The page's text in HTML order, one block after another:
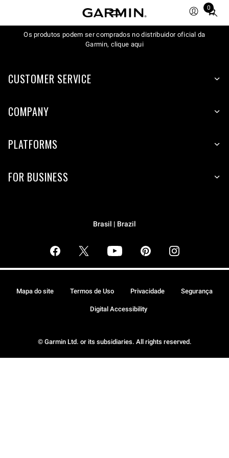
0
Total
items
in
Os produtos podem ser comprados no distribuidor oficial da
Garmin, clique aqui
CUSTOMER SERVICE
COMPANY
PLATFORMS
FOR BUSINESS
Brasil | Brazil
© Garmin Ltd. or its subsidiaries. All rights reserved.
Mapa do site Termos de Uso Privacidade Segurança
Digital Accessibility